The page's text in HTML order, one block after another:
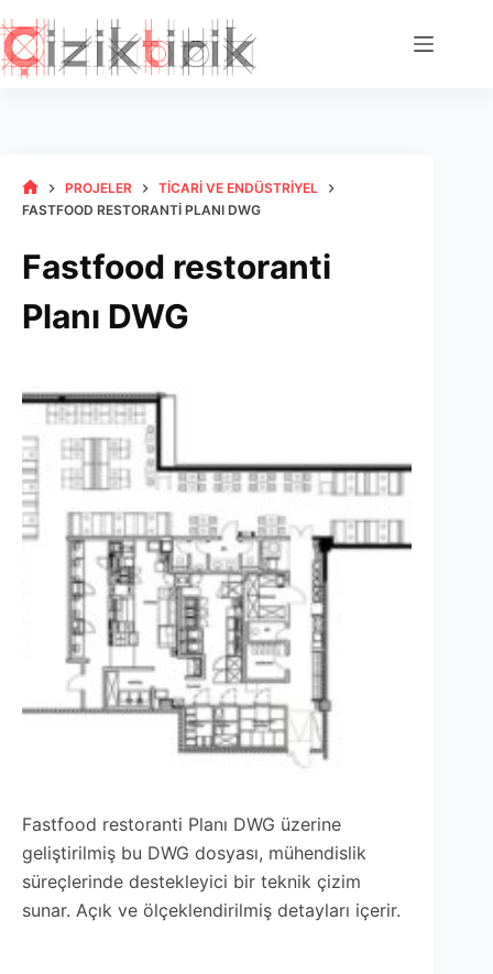
Skip
to
content
HOME
PROJELER
TICARI VE ENDÜSTRIYEL
FASTFOOD RESTORANTI PLANI DWG
Fastfood restoranti
Planı DWG
Fastfood restoranti Planı DWG üzerine
geliştirilmiş bu DWG dosyası, mühendislik
süreçlerinde destekleyici bir teknik çizim
sunar. Açık ve ölçeklendirilmiş detayları içerir.